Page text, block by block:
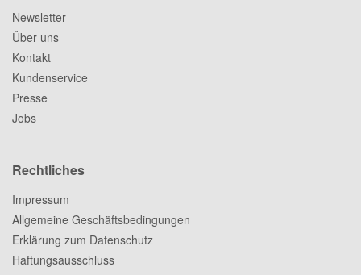
Newsletter
Über uns
Kontakt
Kundenservice
Presse
Jobs
Rechtliches
Impressum
Allgemeine Geschäftsbedingungen
Erklärung zum Datenschutz
Haftungsausschluss